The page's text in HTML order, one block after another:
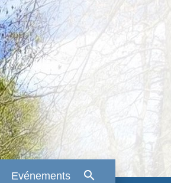
Evénements search